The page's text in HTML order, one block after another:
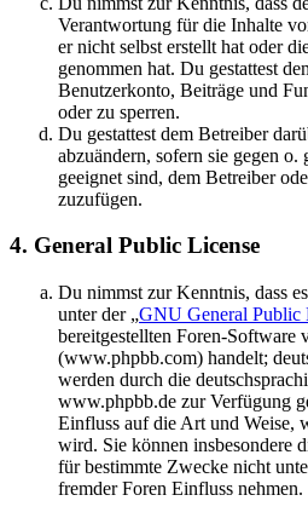
Verantwortung für die Inhalte
er nicht selbst erstellt hat oder
genommen hat. Du gestattest
Benutzerkonto, Beiträge und
oder zu sperren.
Du gestattest dem Betreiber
abzuändern, sofern sie gegen o.
geeignet sind, dem Betreiber
zuzufügen.
4. General Public License
Du nimmst zur Kenntnis, dass
unter der „GNU General Public
bereitgestellten Foren-
(www.phpbb.com) handelt;
werden durch die
www.phpbb.de zur Verfügung
Einfluss auf die Art und Weise,
wird. Sie können insbesondere
für bestimmte Zwecke nicht
fremder Foren Einfluss nehmen.